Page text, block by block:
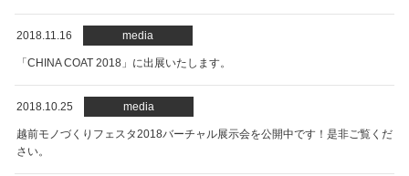
2018.11.16 media
「CHINA COAT 2018」に出展いたします。
2018.10.25 media
越前モノづくりフェスタ2018バーチャル展示会を公開中です！是非ご覧くだ
さい。